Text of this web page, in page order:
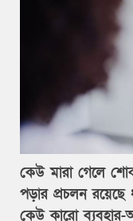
কেউ মারা গেলে শোক
পড়ার প্রচলন
কেউ কারো ব্যবহার-